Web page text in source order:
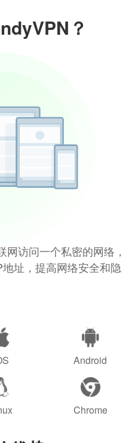
？
访问一个私密的网络，
址，提高网络安全和隐
Android
Chrome